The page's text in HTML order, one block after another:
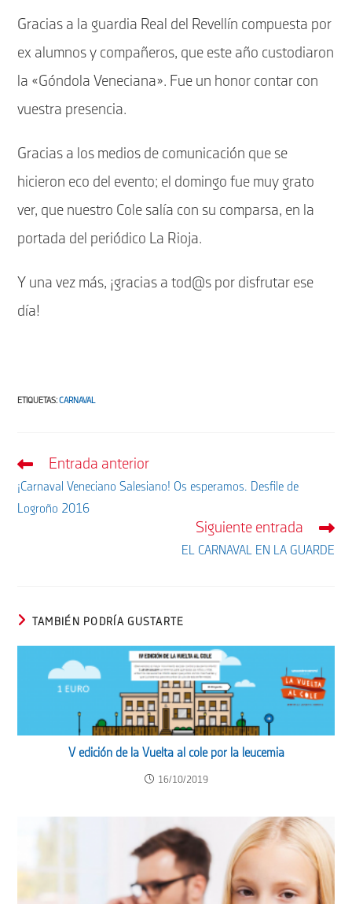
Gracias a la guardia Real del Revellín compuesta por
ex alumnos y compañeros, que este año custodiaron
la «Góndola Veneciana». Fue un honor contar con
vuestra presencia.
Gracias a los medios de comunicación que se
hicieron eco del evento; el domingo fue muy grato
ver, que nuestro Cole salía con su comparsa, en la
portada del periódico La Rioja.
Y una vez más, ¡gracias a tod@s por disfrutar ese
día!
ETIQUETAS:CARNAVAL
Leer
artículos
Entrada anterior
¡Carnaval Veneciano Salesiano! Os esperamos. Desfile de
Logroño 2016
Siguiente entrada
EL CARNAVAL EN LA GUARDE
TAMBIÉN PODRÍA GUSTARTE
V edición de la Vuelta al cole por la leucemia
16/10/2019